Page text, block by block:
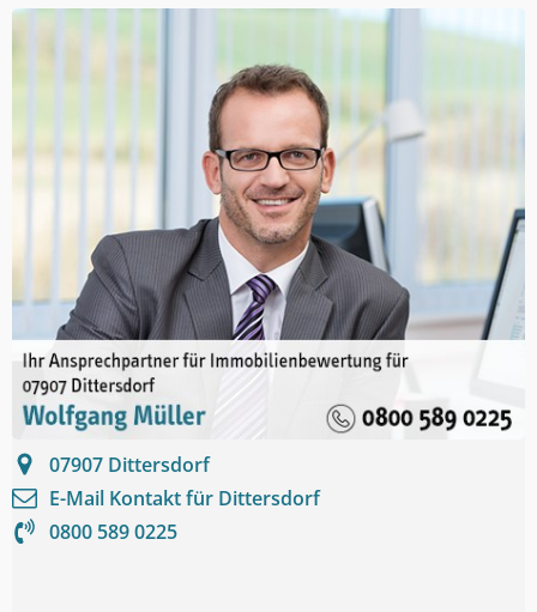
07907 Dittersdorf
E-Mail Kontakt für Dittersdorf
0800 589 0225